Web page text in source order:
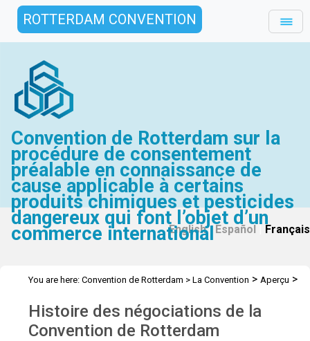
ROTTERDAM CONVENTION
Convention de Rotterdam sur la
procédure de consentement
préalable en connaissance de
cause applicable à certains
produits chimiques et pesticides
dangereux qui font l’objet d’un
commerce international
English| Español Français
You are here: Convention de Rotterdam > La Convention > Aperçu >
Histoire des négociations de la
Convention de Rotterdam